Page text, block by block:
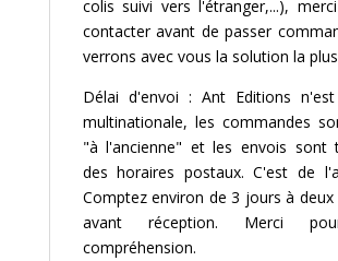
colis suivi vers l'étranger,...),
contacter avant de passer
verrons avec vous la solution la
Délai d'envoi : Ant Editions
multinationale, les commandes
"à l'ancienne" et les envois sont
des horaires postaux. C'est de
Comptez environ de 3 jours à deux
avant réception. Merci
compréhension.